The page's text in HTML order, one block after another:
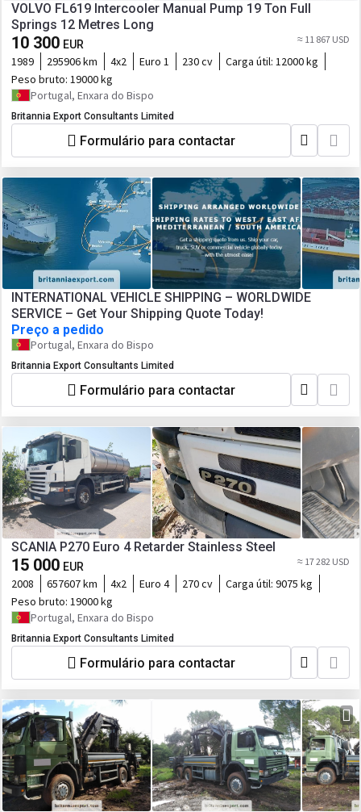
VOLVO FL619 Intercooler Manual Pump 19 Ton Full
Springs 12 Metres Long
10 300 EUR ≈ 11 867 USD
1989 295906 km 4x2 Euro 1 230 cv Carga útil: 12000 kg
Peso bruto: 19000 kg
Portugal, Enxara do Bispo
Britannia Export Consultants Limited
Formulário para contactar
INTERNATIONAL VEHICLE SHIPPING – WORLDWIDE
SERVICE – Get Your Shipping Quote Today!
Preço a pedido
Portugal, Enxara do Bispo
Britannia Export Consultants Limited
Formulário para contactar
SCANIA P270 Euro 4 Retarder Stainless Steel
15 000 EUR ≈ 17 282 USD
2008 657607 km 4x2 Euro 4 270 cv Carga útil: 9075 kg
Peso bruto: 19000 kg
Portugal, Enxara do Bispo
Britannia Export Consultants Limited
Formulário para contactar